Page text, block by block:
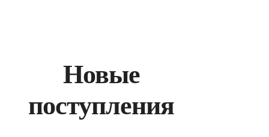
Новые
поступления